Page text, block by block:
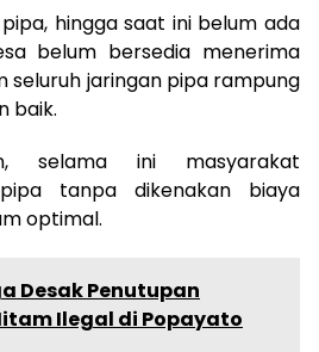
hingga saat ini belum ada
belum bersedia menerima
seluruh jaringan pipa rampung
baik.
selama ini masyarakat
tanpa dikenakan biaya
optimal.
Desak Penutupan
Ilegal di Popayato